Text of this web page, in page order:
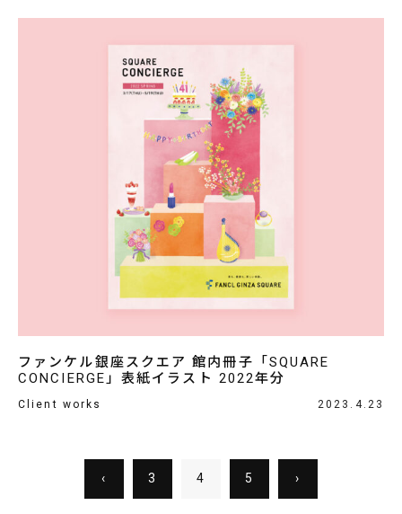
ファンケル銀座スクエア 館内冊子「SQUARE
CONCIERGE」表紙イラスト 2022年分
Client works 2023.4.23
‹ 3 4 5 ›